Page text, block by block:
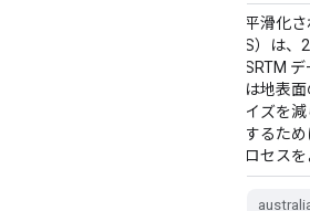
平滑化
S）は、
SRTM
は地表
イズを
するた
ロセス